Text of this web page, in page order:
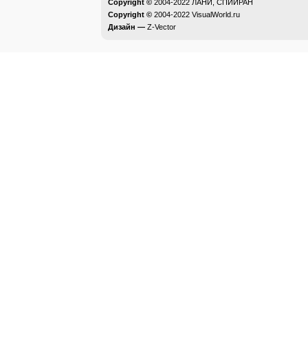
Copyright © 2004-2022 ЛАНИ, СПИИРАН
Copyright © 2004-2022 VisualWorld.ru
Дизайн — Z-Vector